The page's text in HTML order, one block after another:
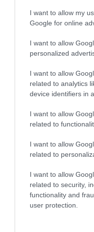
I want to allow my
Google for online
I want to allow
personalized
I want to allow
related to analytics
device identifiers in
I want to allow
related to
I want to allow
related to
I want to allow
related to security,
functionality and
user protection.
Az esetek több mint
állt a háttérben.
Ryanair-járatot
Alicante felé
easyJet-járatot
alkoholgőzös
döntése tehát
és kockázatot is: a
korszakba lép,
viselkedésével is
Olvasd el ezt is!
A Ryanair
nagy nyertese